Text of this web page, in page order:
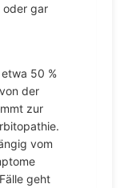
oder gar
50 %
der
zur
vom
geht